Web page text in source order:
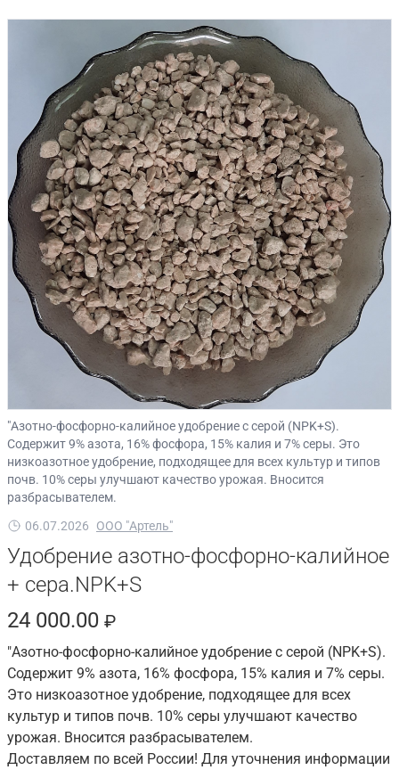
"Азотно-фосфорно-калийное удобрение с серой (NPK+S).
Содержит 9% азота, 16% фосфора, 15% калия и 7% серы. Это
низкоазотное удобрение, подходящее для всех культур и типов
почв. 10% серы улучшают качество урожая. Вносится
разбрасывателем.
06.07.2026
ООО "Артель"
Удобрение азотно-фосфорно-калийное
+ сера.NPK+S
24 000.00 ₽
"Азотно-фосфорно-калийное удобрение с серой (NPK+S).
Содержит 9% азота, 16% фосфора, 15% калия и 7% серы.
Это низкоазотное удобрение, подходящее для всех
культур и типов почв. 10% серы улучшают качество
урожая. Вносится разбрасывателем.
Доставляем по всей России! Для уточнения информации